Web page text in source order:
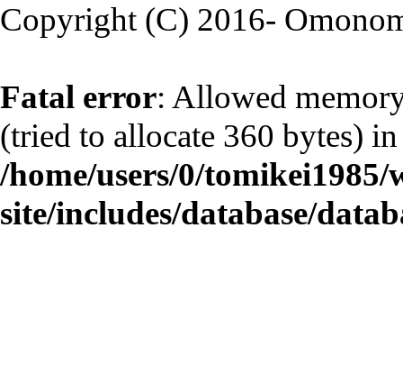
Copyright (C) 2016-
Fatal error: Allowed
(tried to allocate 360 bytes) in
/home/users/0/
site/includes/database/